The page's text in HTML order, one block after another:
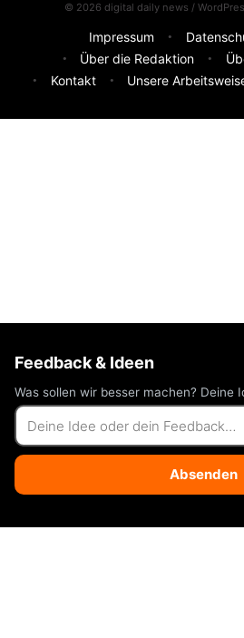
© 2026 digital daily news /
Impressum
Über die Redaktion
Kontakt
Unsere
Feedback & Ideen
Was sollen wir besser machen? Deine
Absenden